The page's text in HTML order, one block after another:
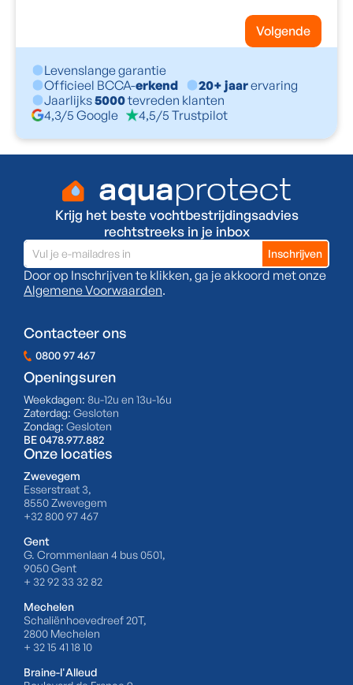
Volgende
Levenslange garantie
Officieel BCCA-erkend 20+ jaarervaring
Jaarlijks5000tevreden klanten
4,3/5 Google
4,5/5 Trustpilot
Krijg het beste vochtbestrijdingsadvies
rechtstreeks in je inbox
Door op Inschrijven te klikken, ga je akkoord met onze
Algemene Voorwaarden.
Contacteer ons
0800 97 467
Openingsuren
Weekdagen: 8u-12u en 13u-16u
Zaterdag: Gesloten
Zondag: Gesloten
BE 0478.977.882
Onze locaties
Zwevegem
Esserstraat 3,
8550 Zwevegem
+32 800 97 467
Gent
G. Crommenlaan 4 bus 0501,
9050 Gent
+ 32 92 33 32 82
Mechelen
Schaliënhoevedreef 20T,
2800 Mechelen
+ 32 15 41 18 10
Braine-l'Alleud